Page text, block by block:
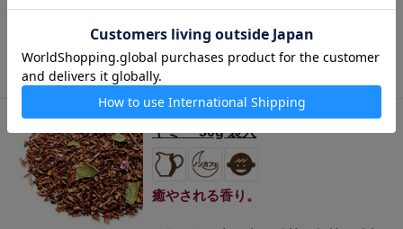
でアクセント。うっとりする風味はミ
ルクティーにも。
950円
ヤミー 50g 袋入
癒やされる香り。